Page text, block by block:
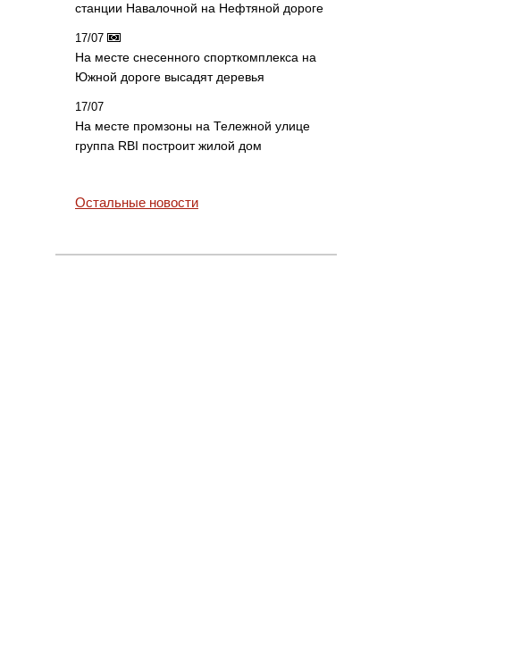
станции Навалочной на Нефтяной дороге
17/07
На месте снесенного спорткомплекса на
Южной дороге высадят деревья
17/07
На месте промзоны на Тележной улице
группа RBI построит жилой дом
Остальные новости